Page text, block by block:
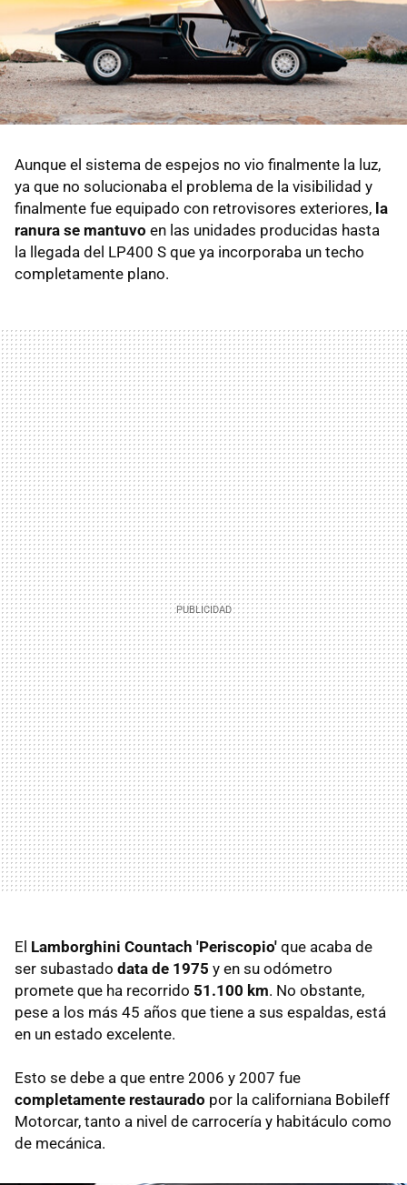
Aunque el sistema de espejos no vio finalmente la luz,
ya que no solucionaba el problema de la visibilidad y
finalmente fue equipado con retrovisores exteriores, la
ranura se mantuvo en las unidades producidas hasta
la llegada del LP400 S que ya incorporaba un techo
completamente plano.
El Lamborghini Countach 'Periscopio' que acaba de
ser subastado data de 1975 y en su odómetro
promete que ha recorrido 51.100 km. No obstante,
pese a los más 45 años que tiene a sus espaldas, está
en un estado excelente.
Esto se debe a que entre 2006 y 2007 fue
completamente restaurado por la californiana Bobileff
Motorcar, tanto a nivel de carrocería y habitáculo como
de mecánica.